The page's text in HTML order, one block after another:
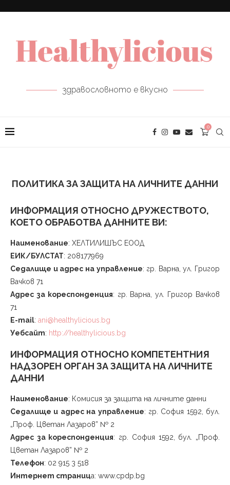
здравословното е вкусно
0
ПОЛИТИКА ЗА ЗАЩИТА НА ЛИЧНИТЕ ДАННИ
ИНФОРМАЦИЯ ОТНОСНО ДРУЖЕСТВОТО,
КОЕТО ОБРАБОТВА ДАННИТЕ ВИ:
Наименование: ХЕЛТИЛИШЪС ЕООД
ЕИК/БУЛСТАТ: 208177969
Седалище и адрес на управление: гр. Варна, ул. Григор
Вачков 71
Адрес за кореспонденция: гр. Варна, ул. Григор Вачков
71
E-mail: ani@healthylicious.bg
Уебсайт: http://healthylicious.bg
ИНФОРМАЦИЯ ОТНОСНО КОМПЕТЕНТНИЯ
НАДЗОРЕН ОРГАН ЗА ЗАЩИТА НА ЛИЧНИТЕ
ДАННИ
Наименование: Комисия за защита на личните данни
Седалище и адрес на управление: гр. София 1592, бул.
„Проф. Цветан Лазаров” № 2
Адрес за кореспонденция: гр. София 1592, бул. „Проф.
Цветан Лазаров” № 2
Телефон: 02 915 3 518
Интернет страница: www.cpdp.bg